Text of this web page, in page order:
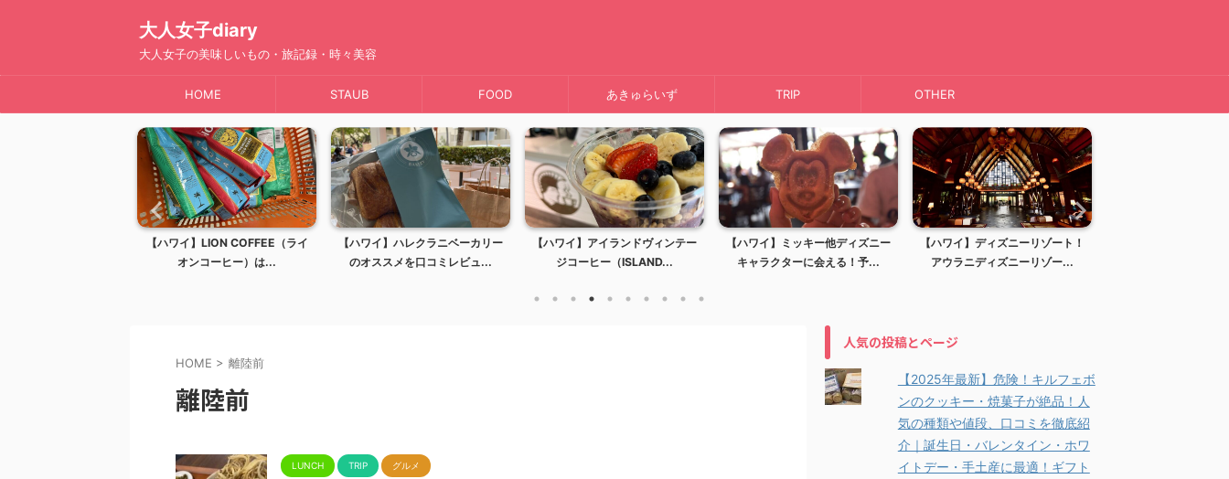
大人女子diary
大人女子の美味しいもの・旅記録・時々美容
HOME STAUB FOOD あきゅらいず TRIP OTHER
【ハワイ】LION COFFEE（ライ
オンコーヒー）は...
【ハワイ】ハレクラニベーカリー
のオススメを口コミレビュ...
【ハワイ】アイランドヴィンテー
ジコーヒー（ISLAND...
【ハワイ】ミッキー他ディズニー
キャラクターに会える！予...
【ハワイ】ディズニーリゾート！
アウラニディズニーリゾー...
HOME > 離陸前
離陸前
LUNCH TRIP グルメ
人気の投稿とページ
【2025年最新】危険！キルフェボ
ンのクッキー・焼菓子が絶品！人
気の種類や値段、口コミを徹底紹
介｜誕生日・バレンタイン・ホワ
イトデー・手土産に最適！ギフト